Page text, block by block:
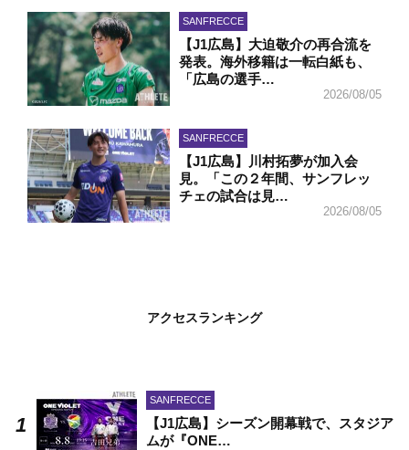
SANFRECCE
【J1広島】大迫敬介の再合流を
発表。海外移籍は一転白紙も、
「広島の選手…
2026/08/05
SANFRECCE
【J1広島】川村拓夢が加入会
見。「この２年間、サンフレッ
チェの試合は見…
2026/08/05
アクセスランキング
SANFRECCE
【J1広島】シーズン開幕戦で、スタジア
ムが『ONE…